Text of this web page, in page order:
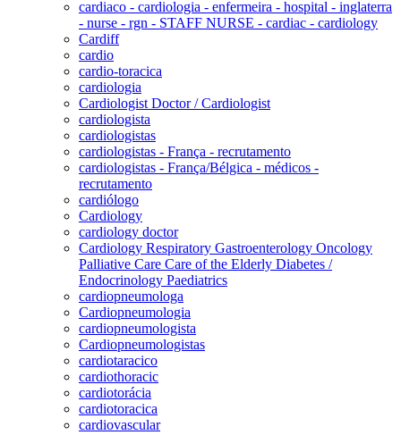
cardiaco - cardiologia - enfermeira - hospital - inglaterra
- nurse - rgn - STAFF NURSE - cardiac - cardiology
Cardiff
cardio
cardio-toracica
cardiologia
Cardiologist Doctor / Cardiologist
cardiologista
cardiologistas
cardiologistas - França - recrutamento
cardiologistas - França/Bélgica - médicos -
recrutamento
cardiólogo
Cardiology
cardiology doctor
Cardiology Respiratory Gastroenterology Oncology
Palliative Care Care of the Elderly Diabetes /
Endocrinology Paediatrics
cardiopneumologa
Cardiopneumologia
cardiopneumologista
Cardiopneumologistas
cardiotaracico
cardiothoracic
cardiotorácia
cardiotoracica
cardiovascular